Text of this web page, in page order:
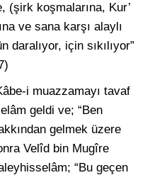
(şirk koşmalarına, Kur’
ve sana karşı alaylı
için sıkılıyor”
i muazzamayı tavaf
geldi ve; “Ben
gelmek üzere
Velîd bin Mugîre
“Bu geçen